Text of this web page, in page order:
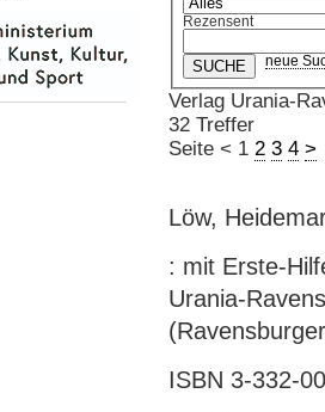
Rezensent
neue
Verlag Urania-
32 Treffer
Seite < 1 2 3 4 >
Löw,
: mit Erste-
Urania-
ISBN 3-332-